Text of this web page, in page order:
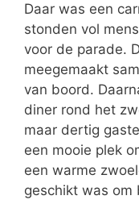
Daar was een
stonden vol
voor de parade.
meegemaakt
van boord.
diner rond het
maar dertig
een mooie plek
een warme
geschikt was om